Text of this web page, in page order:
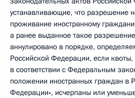
устанавливающие, что разрешение
проживание иностранному
а ранее выданное такое
аннулировано в порядке,
Российской Федерации, если квоты,
в соответствии с Федеральным
положении иностранных граждан в
Федерации», исчерпаны или